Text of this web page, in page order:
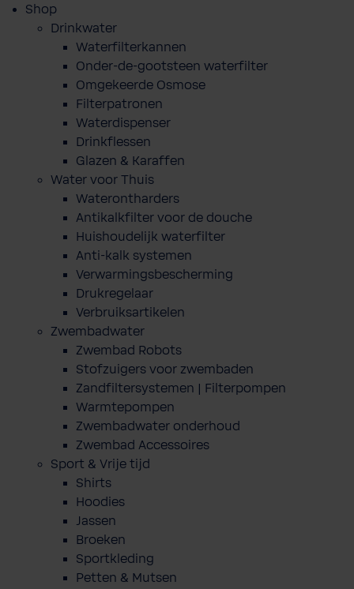
Shop
Drinkwater
Waterfilterkannen
Onder-de-gootsteen waterfilter
Omgekeerde Osmose
Filterpatronen
Waterdispenser
Drinkflessen
Glazen & Karaffen
Water voor Thuis
Waterontharders
Antikalkfilter voor de douche
Huishoudelijk waterfilter
Anti-kalk systemen
Verwarmingsbescherming
Drukregelaar
Verbruiksartikelen
Zwembadwater
Zwembad Robots
Stofzuigers voor zwembaden
Zandfiltersystemen | Filterpompen
Warmtepompen
Zwembadwater onderhoud
Zwembad Accessoires
Sport & Vrije tijd
Shirts
Hoodies
Jassen
Broeken
Sportkleding
Petten & Mutsen